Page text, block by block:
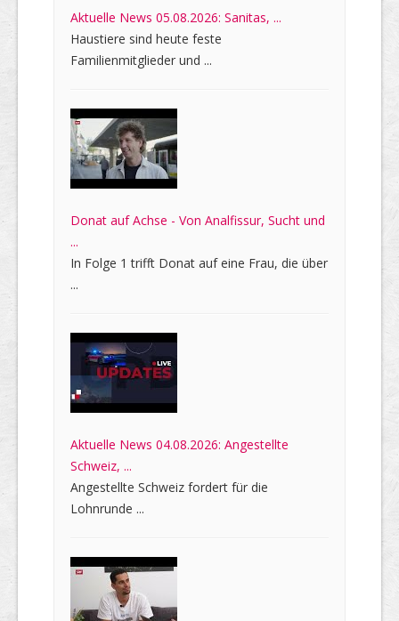
Aktuelle News 05.08.2026: Sanitas, ...
Haustiere sind heute feste
Familienmitglieder und ...
Donat auf Achse - Von Analfissur, Sucht und
...
In Folge 1 trifft Donat auf eine Frau, die über
...
Aktuelle News 04.08.2026: Angestellte
Schweiz, ...
Angestellte Schweiz fordert für die
Lohnrunde ...